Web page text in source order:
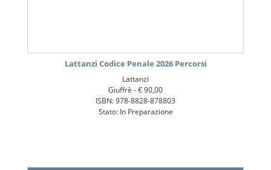
Lattanzi Codice Penale 2026 Percorsi
Lattanzi
Giuffrè -€ 90,00
ISBN: 978-8828-878803
Stato: In Preparazione